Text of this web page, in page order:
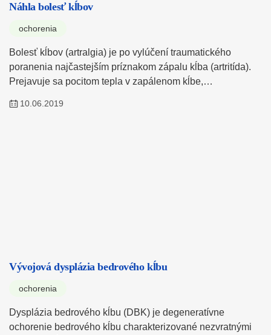
Náhla bolesť kĺbov
ochorenia
Bolesť kĺbov (artralgia) je po vylúčení traumatického
poranenia najčastejším príznakom zápalu kĺba (artritída).
Prejavuje sa pocitom tepla v zapálenom kĺbe,…
10.06.2019
Vývojová dysplázia bedrového kĺbu
ochorenia
Dysplázia bedrového kĺbu (DBK) je degeneratívne
ochorenie bedrového kĺbu charakterizované nezvratnými